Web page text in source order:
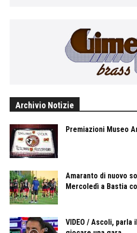
Archivio Notizie
Premiazioni Museo
Amaranto di nuovo
Mercoledì a Bastia
VIDEO / Ascoli, parla